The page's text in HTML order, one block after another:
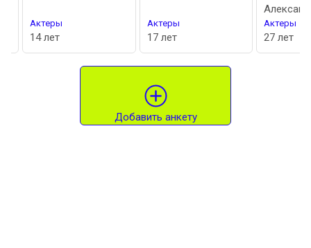
Актеры
14 лет
Актеры
17 лет
Актеры
27 лет
Добавить анкету